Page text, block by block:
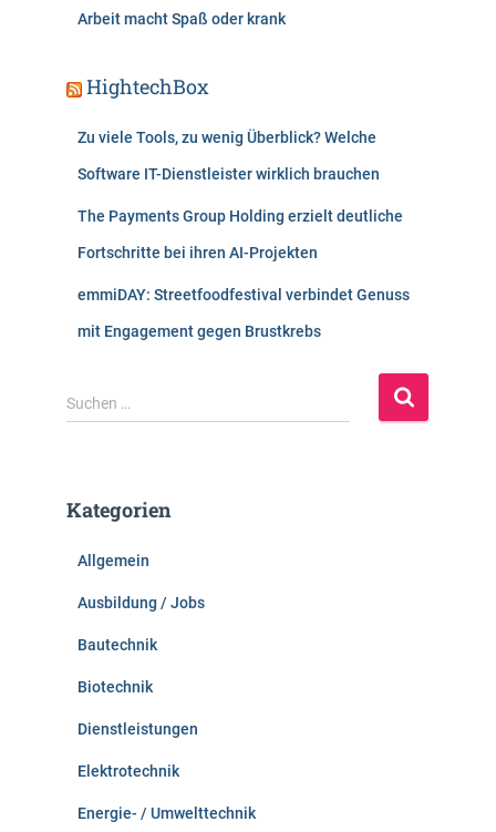
Arbeit macht Spaß oder krank
HightechBox
Zu viele Tools, zu wenig Überblick? Welche
Software IT-Dienstleister wirklich brauchen
The Payments Group Holding erzielt deutliche
Fortschritte bei ihren AI-Projekten
emmiDAY: Streetfoodfestival verbindet Genuss
mit Engagement gegen Brustkrebs
S
u
n
Suchen …
Kategorien
Allgemein
Ausbildung / Jobs
Bautechnik
Biotechnik
Dienstleistungen
Elektrotechnik
Energie- / Umwelttechnik